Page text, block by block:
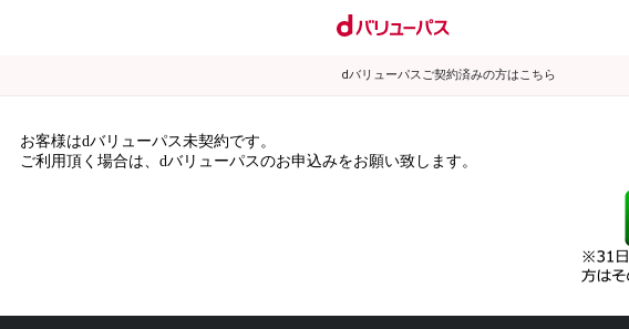
dバリューパスご契約済みの方はこちら
お客様はdバリューパス未契約です。
ご利用頂く場合は、dバリューパスのお申込みをお願い致します。